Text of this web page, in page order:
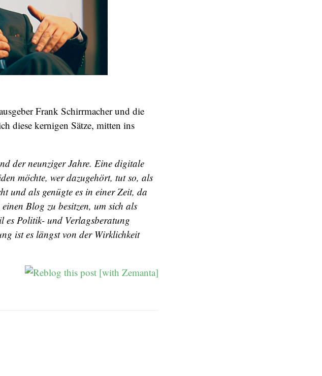
Frank Schirrmacher und die
diese kernigen Sätze, mitten ins
der neunziger Jahre. Eine digitale
möchte, wer dazugehört, tut so, als
und als genügte es in einer Zeit, da
Blog zu besitzen, um sich als
es Politik- und Verlagsberatung
ist es längst von der Wirklichkeit